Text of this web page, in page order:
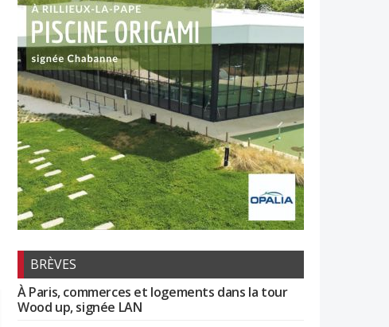
BRÈVES
À Paris, commerces et logements dans la tour
Wood up, signée LAN